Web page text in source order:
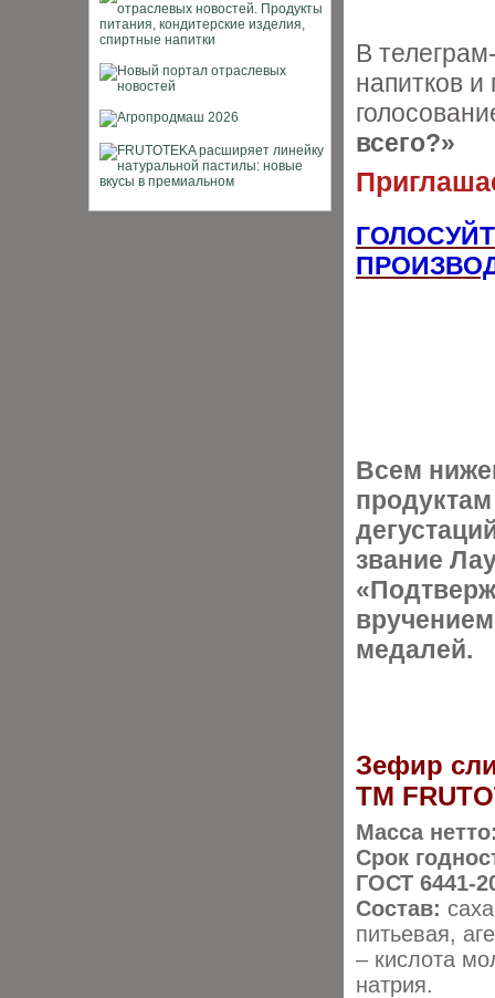
В
напитков и
всего?»
Всем
звание
медалей.
Зефир
ТМ
Масса
Срок
ГОСТ 6441-
Состав:
питьевая,
– кислота
натрия.